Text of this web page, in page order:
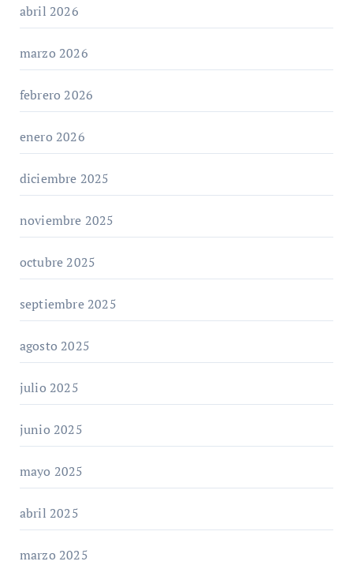
abril 2026
marzo 2026
febrero 2026
enero 2026
diciembre 2025
noviembre 2025
octubre 2025
septiembre 2025
agosto 2025
julio 2025
junio 2025
mayo 2025
abril 2025
marzo 2025